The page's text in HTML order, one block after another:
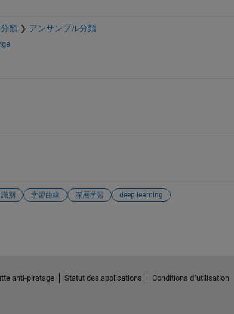
分類 アンサンブル分類
識別 学習曲線 深層学習 deep learning
anti-piratage Statut des applications
Conditions d՚utilisation